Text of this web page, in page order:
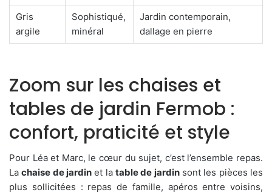
Gris
argile
Sophistiqué,
minéral
Jardin contemporain,
dallage en pierre
Zoom sur les chaises et
tables de jardin Fermob :
confort, praticité et style
Pour Léa et Marc, le cœur du sujet, c’est l’ensemble repas.
Lachaise de jardin et latable de jardinsont les pièces les
plus sollicitées : repas de famille, apéros entre voisins,